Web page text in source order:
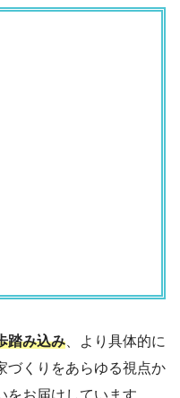
踏み込み 、より具体的に
づくりをあらゆる視点か
お届けしています。